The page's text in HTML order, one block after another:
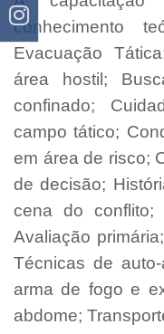
conhecimento
Evacuação
área hostil;
confinado;
campo tático;
em área de risco;
de decisão;
cena do conflito;
Avaliação
Técnicas de
arma de fogo e
abdome;